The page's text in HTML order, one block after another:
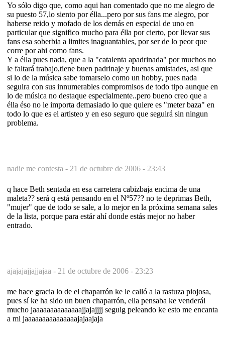
Yo sólo digo que, como aqui han comentado que no me alegro de
su puesto 57,lo siento por élla...pero por sus fans me alegro, por
haberse reido y mofado de los demás en especial de uno en
particular que significo mucho para élla por cierto, por llevar sus
fans esa soberbia a limites inaguantables, por ser de lo peor que
corre por ahi como fans.
Y a élla pues nada, que a la "catalenta apadrinada" por muchos no
le faltará trabajo,tiene buen padrinaje y buenas amistades, asi que
si lo de la música sabe tomarselo como un hobby, pues nada
seguira con sus innumerables compromisos de todo tipo aunque en
lo de música no destaque especialmente..pero bueno creo que a
élla éso no le importa demasiado lo que quiere es "meter baza" en
todo lo que es el artisteo y en eso seguro que seguirá sin ningun
problema.
nadie me contesta - 21 de octubre de 2006 - 23:43
q hace Beth sentada en esa carretera cabizbaja encima de una
maleta?? será q está pensando en el Nº57?? no te deprimas Beth,
"mujer" que de todo se sale, a lo mejor en la próxima semana sales
de la lista, porque para estár ahí donde estás mejor no haber
entrado.
ajajajajjajjajaa - 21 de octubre de 2006 - 23:23
me hace gracia lo de el chaparrón ke le calló a la rastuza piojosa,
pues sí ke ha sido un buen chaparrón, ella pensaba ke venderái
mucho jaaaaaaaaaaaaaajjajajjjj seguig peleando ke esto me encanta
a mi jaaaaaaaaaaaaaaajajaajaja